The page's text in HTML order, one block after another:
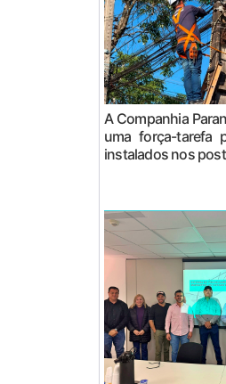
A Companhia
uma força-tarefa
instalados nos